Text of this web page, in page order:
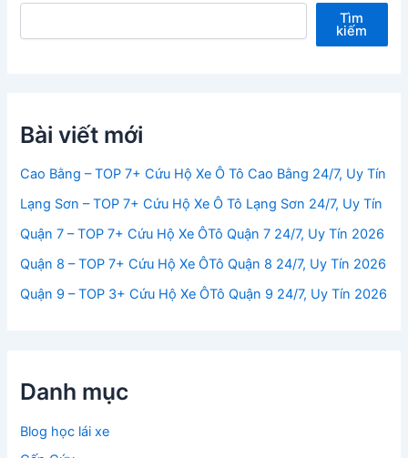
Tìm
kiếm
Bài viết mới
Cao Bằng – TOP 7+ Cứu Hộ Xe Ô Tô Cao Bằng 24/7, Uy Tín
Lạng Sơn – TOP 7+ Cứu Hộ Xe Ô Tô Lạng Sơn 24/7, Uy Tín
Quận 7 – TOP 7+ Cứu Hộ Xe ÔTô Quận 7 24/7, Uy Tín 2026
Quận 8 – TOP 7+ Cứu Hộ Xe ÔTô Quận 8 24/7, Uy Tín 2026
Quận 9 – TOP 3+ Cứu Hộ Xe ÔTô Quận 9 24/7, Uy Tín 2026
Danh mục
Blog học lái xe